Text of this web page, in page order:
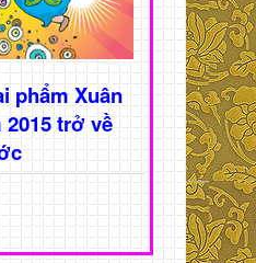
phẩm Xuân
trở về